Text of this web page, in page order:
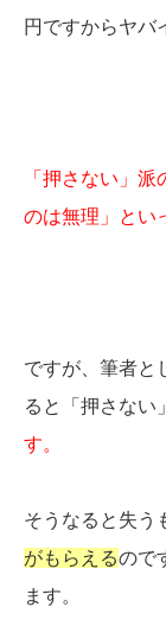
円ですからヤバ
「押さない」
のは無理」とい
ですが、筆者と
ると「押さない
す。
そうなると失う
がもらえるので
ます。